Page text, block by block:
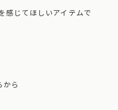
感じてほしいアイテムで
ら